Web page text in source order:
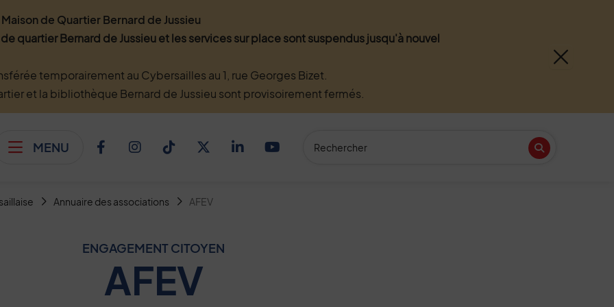
de Quartier Bernard de Jussieu
quartier Bernard de Jussieu et les services sur place sont suspendus jusqu'à nouvel
temporairement au Cybersailles au 1, rue Georges Bizet.
et la bibliothèque Bernard de Jussieu sont provisoirement fermés.
Afficher le menu
MENU
Facebook
Instagram
TikTokTwitter
LinkedinYoutube
Recherche
Annuaire des associations AFEV
ENGAGEMENT CITOYEN
AFEV